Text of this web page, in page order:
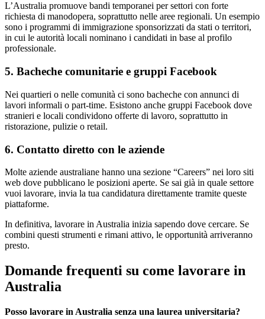
L’Australia promuove bandi temporanei per settori con forte
richiesta di manodopera, soprattutto nelle aree regionali. Un esempio
sono i programmi di immigrazione sponsorizzati da stati o territori,
in cui le autorità locali nominano i candidati in base al profilo
professionale.
5. Bacheche comunitarie e gruppi Facebook
Nei quartieri o nelle comunità ci sono bacheche con annunci di
lavori informali o part-time. Esistono anche gruppi Facebook dove
stranieri e locali condividono offerte di lavoro, soprattutto in
ristorazione, pulizie o retail.
6. Contatto diretto con le aziende
Molte aziende australiane hanno una sezione “Careers” nei loro siti
web dove pubblicano le posizioni aperte. Se sai già in quale settore
vuoi lavorare, invia la tua candidatura direttamente tramite queste
piattaforme.
In definitiva, lavorare in Australia inizia sapendo dove cercare. Se
combini questi strumenti e rimani attivo, le opportunità arriveranno
presto.
Domande frequenti su come lavorare in
Australia
Posso lavorare in Australia senza una laurea universitaria?